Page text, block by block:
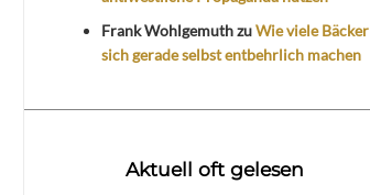
Frank WohlgemuthzuWie viele Bäcker
sich gerade selbst entbehrlich machen
Aktuell oft gelesen